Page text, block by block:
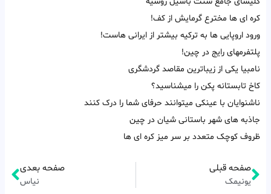
کره ای ها مخترع گرمایش از کف!
ورود اروپایی ها به ترکیه بیشتر از ایرانی هاست!
پلتفرمهای رایج در چین!
نامبیا یکی از زیباترین مقاصد گردشگری
کاخ تابستانه پکن را میشناسید؟
ناشنوایان با عینکی میتوانند حرفای شما را درک کنند
جاذبه های شهر باستانی شیان در چین
ظروف کوچک متعدد بر سر میز کره ای ها
صفحه قبلی
یونیمک
صفحه بعدی
نیاس